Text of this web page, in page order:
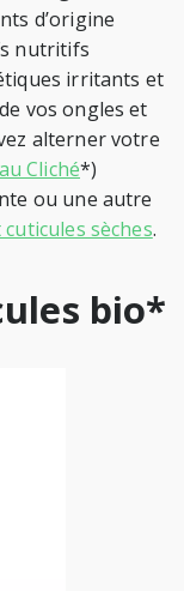
d’origine
nutritifs
irritants et
vos ongles et
alterner votre
Cliché*)
ou une autre
sèches.
bio*